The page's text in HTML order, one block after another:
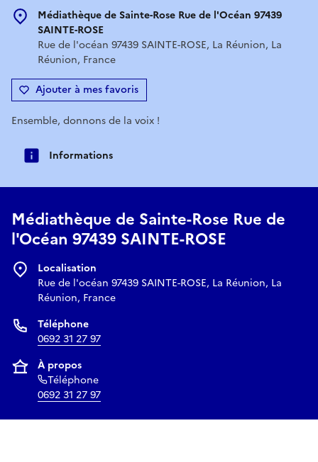
Médiathèque de Sainte-Rose Rue de l'Océan 97439
SAINTE-ROSE
Rue de l'océan 97439 SAINTE-ROSE, La Réunion, La
Réunion, France
Ajouter à mes favoris
Ensemble, donnons de la voix !
Informations
Médiathèque de Sainte-Rose Rue de
l'Océan 97439 SAINTE-ROSE
Localisation
Rue de l'océan 97439 SAINTE-ROSE, La Réunion, La
Réunion, France
Téléphone
0692 31 27 97
À propos
Téléphone
0692 31 27 97